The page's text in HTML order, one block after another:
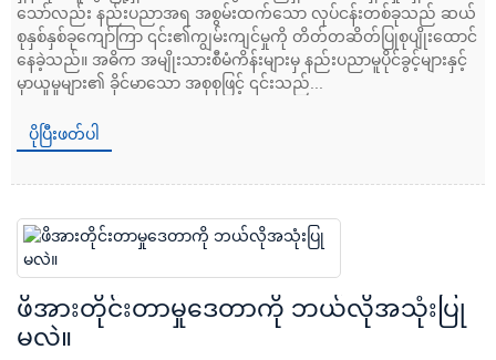
သော်လည်း နည်းပညာအရ အစွမ်းထက်သော လုပ်ငန်းတစ်ခုသည် ဆယ်
စုနှစ်နှစ်ခုကျော်ကြာ ၎င်း၏ကျွမ်းကျင်မှုကို တိတ်တဆိတ်ပြုစုပျိုးထောင်
နေခဲ့သည်။ အဓိက အမျိုးသားစီမံကိန်းများမှ နည်းပညာမူပိုင်ခွင့်များနှင့်
မှာယူမှုများ၏ ခိုင်မာသော အစုစုဖြင့် ၎င်းသည်...
ပိုပြီးဖတ်ပါ
ဖိအားတိုင်းတာမှုဒေတာကို ဘယ်လိုအသုံးပြု
မလဲ။